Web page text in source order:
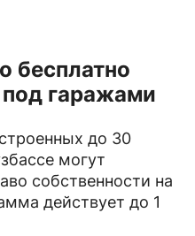
бесплатно
гаражами
до 30
могут
собственности на
действует до 1